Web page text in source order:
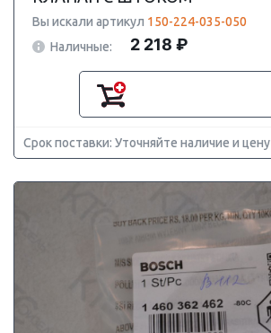
Вы искали артикул 150-224-035-050
Наличные:
2 218 ₽
Срок поставки: Уточняйте наличие и цену